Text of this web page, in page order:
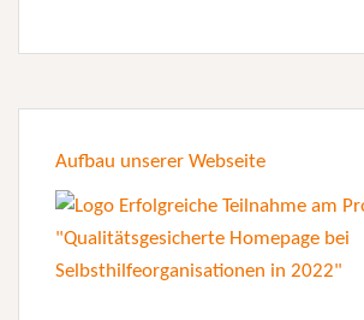
Aufbau unserer Webseite